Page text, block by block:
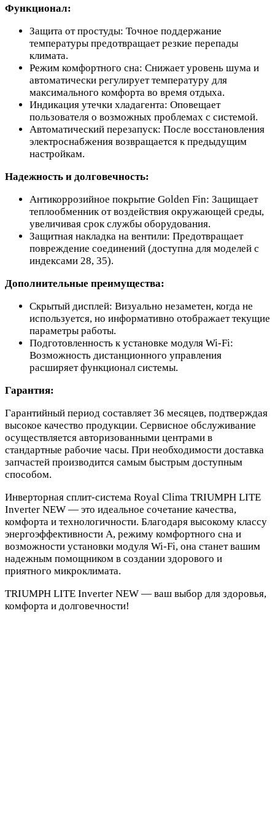
Функционал:
Защита от простуды: Точное поддержание
температуры предотвращает резкие перепады
климата.
Режим комфортного сна: Снижает уровень шума и
автоматически регулирует температуру для
максимального комфорта во время отдыха.
Индикация утечки хладагента: Оповещает
пользователя о возможных проблемах с системой.
Автоматический перезапуск: После восстановления
электроснабжения возвращается к предыдущим
настройкам.
Надежность и долговечность:
Антикоррозийное покрытие Golden Fin: Защищает
теплообменник от воздействия окружающей среды,
увеличивая срок службы оборудования.
Защитная накладка на вентили: Предотвращает
повреждение соединений (доступна для моделей с
индексами 28, 35).
Дополнительные преимущества:
Скрытый дисплей: Визуально незаметен, когда не
используется, но информативно отображает текущие
параметры работы.
Подготовленность к установке модуля Wi-Fi:
Возможность дистанционного управления
расширяет функционал системы.
Гарантия:
Гарантийный период составляет 36 месяцев, подтверждая
высокое качество продукции. Сервисное обслуживание
осуществляется авторизованными центрами в
стандартные рабочие часы. При необходимости доставка
запчастей производится самым быстрым доступным
способом.
Инверторная сплит-система Royal Clima TRIUMPH LITE
Inverter NEW — это идеальное сочетание качества,
комфорта и технологичности. Благодаря высокому классу
энергоэффективности А, режиму комфортного сна и
возможности установки модуля Wi-Fi, она станет вашим
надежным помощником в создании здорового и
приятного микроклимата.
TRIUMPH LITE Inverter NEW — ваш выбор для здоровья,
комфорта и долговечности!